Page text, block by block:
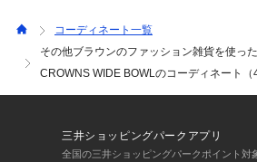
コーディネート一覧
その他ブラウンのファッション雑貨を使っ
CROWNS WIDE BOWLのコーディネート（
三井ショッピングパークアプリ
全国の三井ショッピングパークポイント対